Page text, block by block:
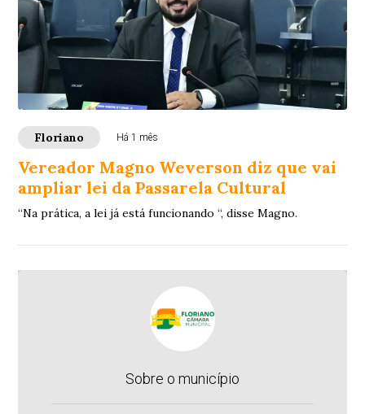
Floriano Há 1 mês
Vereador Magno Weverson diz que vai
ampliar lei da Passarela Cultural
“Na prática, a lei já está funcionando “, disse Magno.
Sobre o município